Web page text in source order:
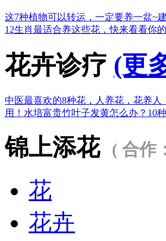
这7种植物可以转运，一定要养一盆~
12生肖最适合养这些花，快来看看你的
花卉诊疗 (更
中医最喜欢的8种花，人养花，花养人
用！ 水培富贵竹叶子发黄怎么办？ 10
锦上添花 ( 合作
花
花卉